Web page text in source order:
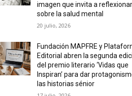
imagen que invita a reflexionar
sobre la salud mental
20 julio, 2026
Fundación MAPFRE y
Editorial abren la segunda
del premio literario ‘Vidas que
Inspiran’ para dar
las historias sénior